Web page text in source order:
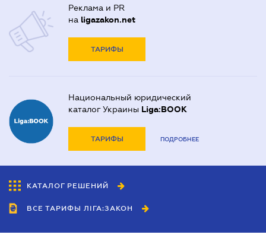
Реклама и PR
на ligazakon.net
ТАРИФЫ
Национальный юридический
каталог Украины Liga:BOOK
ТАРИФЫ ПОДРОБНЕЕ
КАТАЛОГ РЕШЕНИЙ
ВСЕ ТАРИФЫ ЛІГА:ЗАКОН